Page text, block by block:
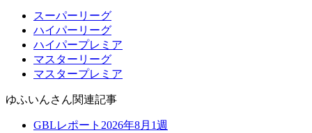
スーパーリーグ
ハイパーリーグ
ハイパープレミア
マスターリーグ
マスタープレミア
ゆふいんさん関連記事
GBLレポート2026年8月1週